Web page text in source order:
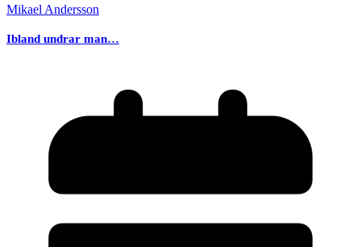
Mikael Andersson
Ibland undrar man…